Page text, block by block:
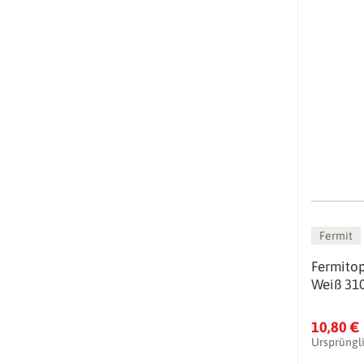
Fermit
Weiß
10,80 €